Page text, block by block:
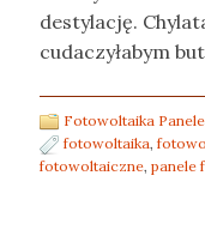
destylację.
cudaczyłabym
Fotowoltaika
fotowoltaika,
fotowoltaiczne, panele